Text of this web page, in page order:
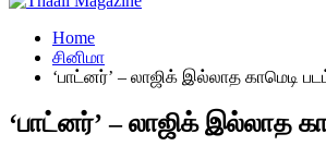
Home
சினிமா
‘பாட்னர்’ – லாஜிக் இல்லாத காமெடி
‘பாட்னர்’ – லாஜிக் இல்லாத